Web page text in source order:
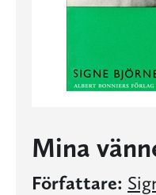
Mina
Författare: